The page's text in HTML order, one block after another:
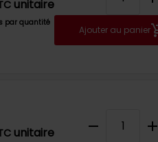
unitaire
par quantité
Ajouter au panier
unitaire remove add